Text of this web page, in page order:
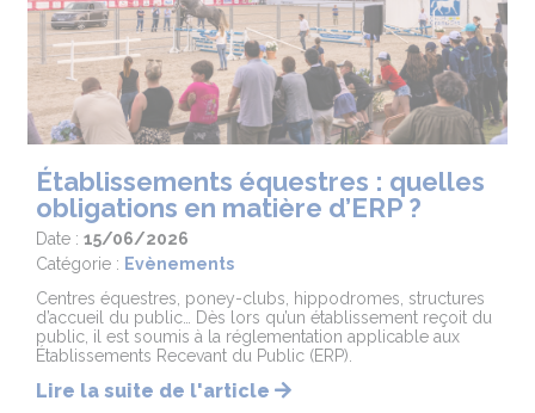
Établissements équestres : quelles
obligations en matière d’ERP ?
Date : 15/06/2026
Catégorie : Evènements
Centres équestres, poney-clubs, hippodromes, structures
d’accueil du public… Dès lors qu’un établissement reçoit du
public, il est soumis à la réglementation applicable aux
Établissements Recevant du Public (ERP).
Lire la suite de l'article